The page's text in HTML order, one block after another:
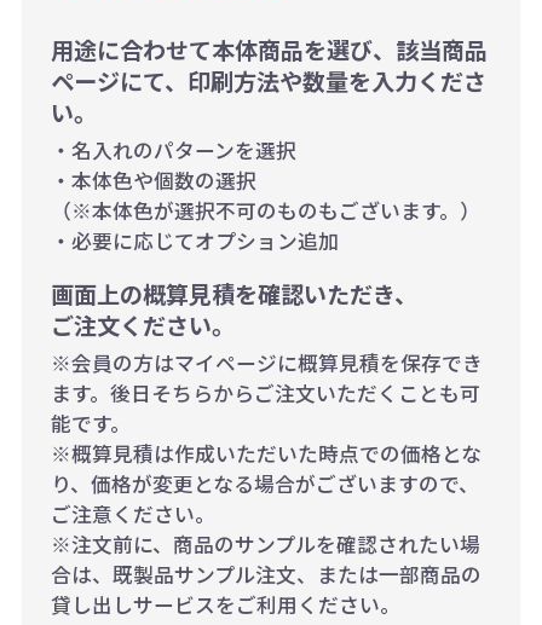
用途に合わせて本体商品を選び、該当商品
ページにて、印刷方法や数量を入力くださ
い。
・名入れのパターンを選択
・本体色や個数の選択
（※本体色が選択不可のものもございます。）
・必要に応じてオプション追加
画面上の概算見積を確認いただき、
ご注文ください。
※会員の方はマイページに概算見積を保存でき
ます。後日そちらからご注文いただくことも可
能です。
※概算見積は作成いただいた時点での価格とな
り、価格が変更となる場合がございますので、
ご注意ください。
※注文前に、商品のサンプルを確認されたい場
合は、既製品サンプル注文、または一部商品の
貸し出しサービスをご利用ください。